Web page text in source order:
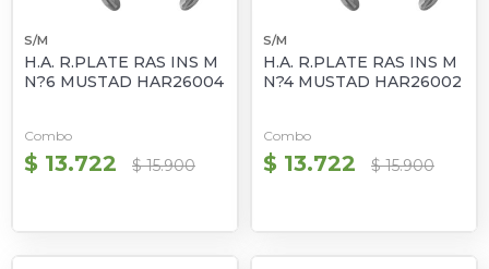
S/M
H.A. R.PLATE RAS INS M
N?6 MUSTAD HAR26004
Combo
$ 13.722 $ 15.900
S/M
H.A. R.PLATE RAS INS M
N?4 MUSTAD HAR26002
Combo
$ 13.722 $ 15.900